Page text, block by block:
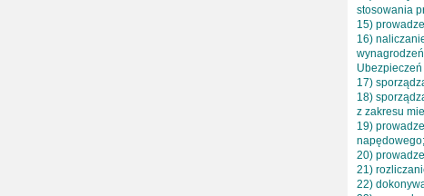
stosowania
15)
16)
17)
18)
z zakresu
19)
napędowego;
20)
21)
22)